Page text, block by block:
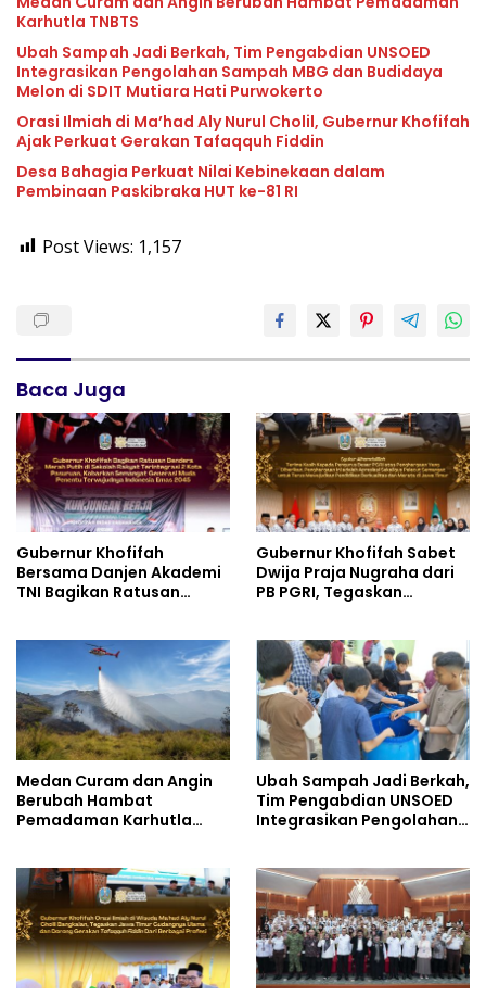
Karhutla TNBTS
Ubah Sampah Jadi Berkah, Tim Pengabdian UNSOED
Integrasikan Pengolahan Sampah MBG dan Budidaya
Melon di SDIT Mutiara Hati Purwokerto
Orasi Ilmiah di Ma’had Aly Nurul Cholil, Gubernur Khofifah
Ajak Perkuat Gerakan Tafaqquh Fiddin
Desa Bahagia Perkuat Nilai Kebinekaan dalam
Pembinaan Paskibraka HUT ke-81 RI
Post Views: 1,157
Baca Juga
Gubernur Khofifah
Bersama Danjen Akademi
TNI Bagikan Ratusan
Terintegrasi 2 Kota
Pasuruan, Tegaskan
Generasi Muda adalah
Penentu Terwujudnya
Indonesia Emas 2045
Gubernur Khofifah Sabet
Dwija Praja Nugraha dari
PB PGRI, Tegaskan
Berkualitas dan Merata
Medan Curam dan Angin
Berubah Hambat
Pemadaman Karhutla
Ubah Sampah Jadi Berkah,
Tim Pengabdian UNSOED
Integrasikan Pengolahan
Mutiara Hati Purwokerto